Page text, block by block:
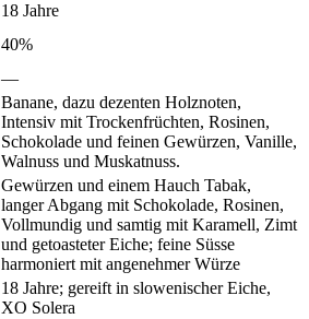
18 Jahre
40%
—
Banane, dazu dezenten Holznoten,
Intensiv mit Trockenfrüchten, Rosinen,
Schokolade und feinen Gewürzen, Vanille,
Walnuss und Muskatnuss.
Gewürzen und einem Hauch Tabak,
langer Abgang mit Schokolade, Rosinen,
Vollmundig und samtig mit Karamell, Zimt
und getoasteter Eiche; feine Süsse
harmoniert mit angenehmer Würze
18 Jahre; gereift in slowenischer Eiche,
XO Solera